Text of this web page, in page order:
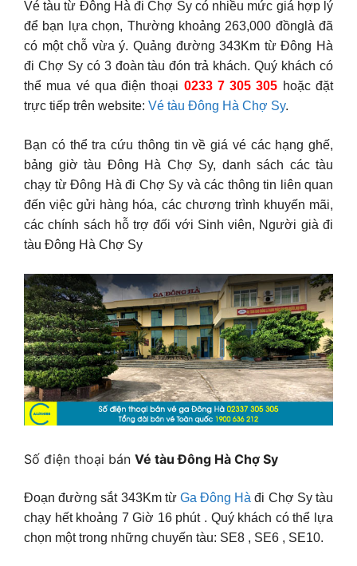
Vé tàu từ Đông Hà đi Chợ Sy có nhiều mức giá hợp lý
để bạn lựa chọn, Thường khoảng 263,000 đồnglà đã
có một chỗ vừa ý. Quảng đường 343Km từ Đông Hà
đi Chợ Sy có 3 đoàn tàu đón trả khách. Quý khách có
thể mua vé qua điện thoại 0233 7 305 305 hoặc đặt
trực tiếp trên website: Vé tàu Đông Hà Chợ Sy.
Bạn có thể tra cứu thông tin về giá vé các hạng ghế,
bảng giờ tàu Đông Hà Chợ Sy, danh sách các tàu
chạy từ Đông Hà đi Chợ Sy và các thông tin liên quan
đến việc gửi hàng hóa, các chương trình khuyến mãi,
các chính sách hỗ trợ đối với Sinh viên, Người già đi
tàu Đông Hà Chợ Sy
Số điện thoại bán Vé tàu Đông Hà Chợ Sy
Đoạn đường sắt 343Km từ Ga Đông Hà đi Chợ Sy tàu
chạy hết khoảng 7 Giờ 16 phút . Quý khách có thể lựa
chọn một trong những chuyến tàu: SE8 , SE6 , SE10.